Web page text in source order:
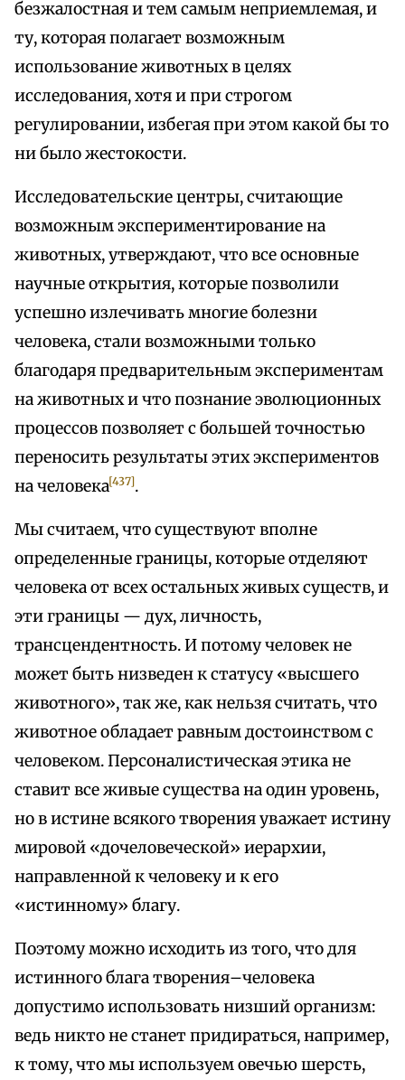
безжалостная и тем самым неприемлемая, и
ту, которая полагает возможным
использование животных в целях
исследования, хотя и при строгом
регулировании, избегая при этом какой бы то
ни было жестокости.
Исследовательские центры, считающие
возможным экспериментирование на
животных, утверждают, что все основные
научные открытия, которые позволили
успешно излечивать многие болезни
человека, стали возможными только
благодаря предварительным экспериментам
на животных и что познание эволюционных
процессов позволяет с большей точностью
переносить результаты этих экспериментов
на человека[437].
Мы считаем, что существуют вполне
определенные границы, которые отделяют
человека от всех остальных живых существ, и
эти границы — дух, личность,
трансцендентность. И потому человек не
может быть низведен к статусу «высшего
животного», так же, как нельзя считать, что
животное обладает равным достоинством с
человеком. Персоналистическая этика не
ставит все живые существа на один уровень,
но в истине всякого творения уважает истину
мировой «дочеловеческой» иерархии,
направленной к человеку и к его
«истинному» благу.
Поэтому можно исходить из того, что для
истинного блага творения–человека
допустимо использовать низший организм:
ведь никто не станет придираться, например,
к тому, что мы используем овечью шерсть,